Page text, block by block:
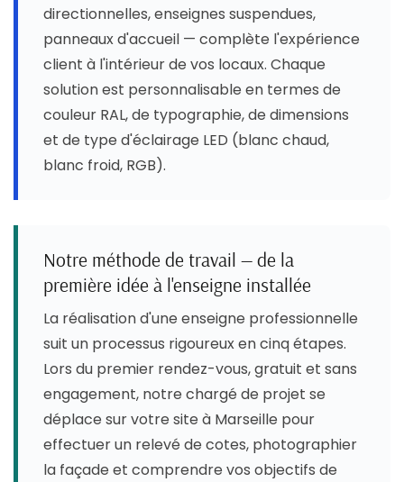
directionnelles, enseignes suspendues,
panneaux d'accueil — complète l'expérience
client à l'intérieur de vos locaux. Chaque
solution est personnalisable en termes de
couleur RAL, de typographie, de dimensions
et de type d'éclairage LED (blanc chaud,
blanc froid, RGB).
Notre méthode de travail — de la
première idée à l'enseigne installée
La réalisation d'une enseigne professionnelle
suit un processus rigoureux en cinq étapes.
Lors du premier rendez-vous, gratuit et sans
engagement, notre chargé de projet se
déplace sur votre site à Marseille pour
effectuer un relevé de cotes, photographier
la façade et comprendre vos objectifs de